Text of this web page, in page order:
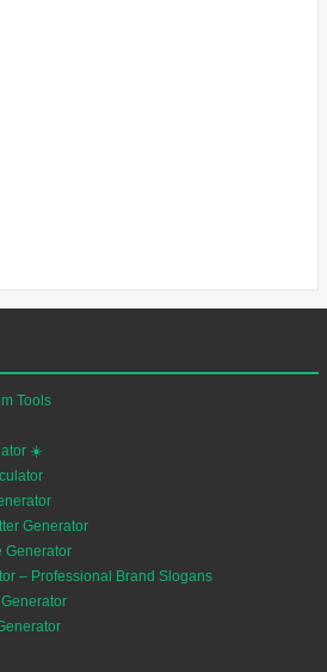
Tools
☀️
Generator
Generator
– Professional Brand Slogans